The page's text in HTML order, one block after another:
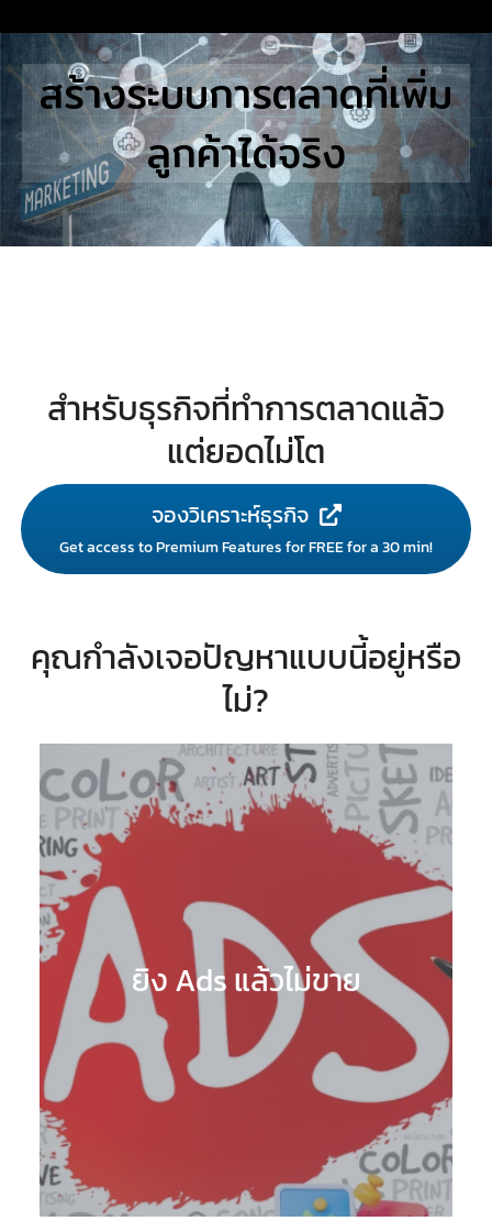
to
content
STUDIES
Search
for:สร้างระบบการตลาดที่เพิ่ม
ลูกค้าได้จริง
สำหรับธุรกิจที่ทำการตลาดแล้ว
แต่ยอดไม่โต
จองวิเคราะห์ธุรกิจ
Get access to Premium Features for FREE for a 30 min!
คุณกำลังเจอปัญหาแบบนี้อยู่หรือ
ไม่?
ยิง Ads แล้วไม่ขาย